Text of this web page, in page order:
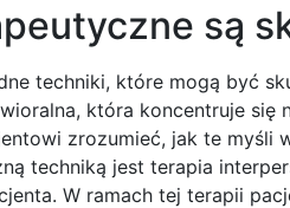
są
techniki, które mogą być
która koncentruje
zrozumieć, jak te myśli
techniką jest terapia
W ramach tej terapii